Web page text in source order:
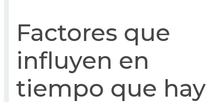
Factores que
influyen en
tiempo que hay